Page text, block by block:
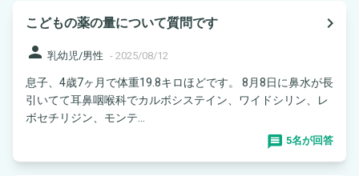
こどもの薬の量について質問です
navigate_next
person 乳幼児/男性 - 2025/08/12
息子、4歳7ヶ月で体重19.8キロほどです。 8月8日に鼻水が長
引いてて耳鼻咽喉科でカルボシステイン、ワイドシリン、レ
ボセチリジン、モンテ...
5名が回答